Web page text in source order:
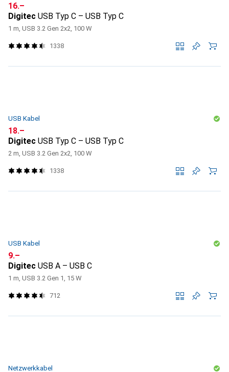
CHF
16.–
Digitec USB Typ C – USB Typ C
1 m, USB 3.2 Gen 2x2, 100 W
1338
USB Kabel
CHF
18.–
Digitec USB Typ C – USB Typ C
2 m, USB 3.2 Gen 2x2, 100 W
1338
USB Kabel
CHF
9.–
Digitec USB A – USB C
1 m, USB 3.2 Gen 1, 15 W
712
Netzwerkkabel